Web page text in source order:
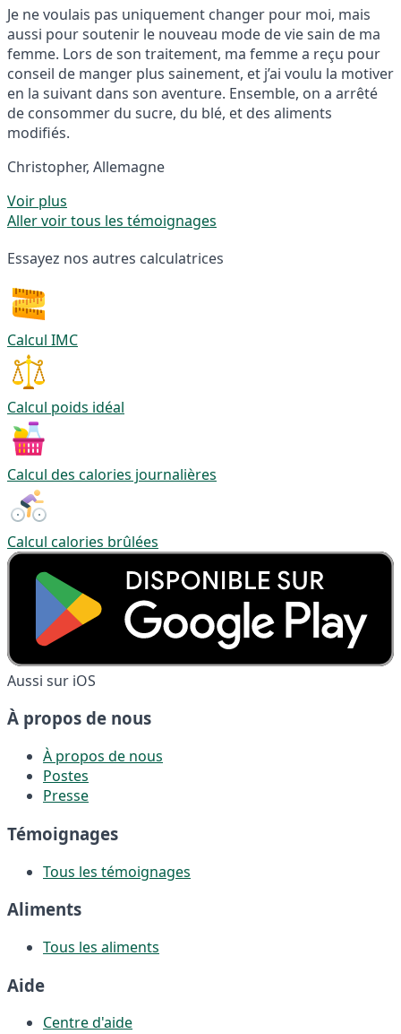
Je ne voulais pas uniquement changer pour moi, mais
aussi pour soutenir le nouveau mode de vie sain de ma
femme. Lors de son traitement, ma femme a reçu pour
conseil de manger plus sainement, et j’ai voulu la motiver
en la suivant dans son aventure. Ensemble, on a arrêté
de consommer du sucre, du blé, et des aliments
modifiés.
Christopher, Allemagne
Voir plus
Aller voir tous les témoignages
Essayez nos autres calculatrices
Calcul IMC
Calcul poids idéal
Calcul des calories journalières
Calcul calories brûlées
Aussi sur iOS
À propos de nous
À propos de nous
Postes
Presse
Témoignages
Tous les témoignages
Aliments
Tous les aliments
Aide
Centre d'aide